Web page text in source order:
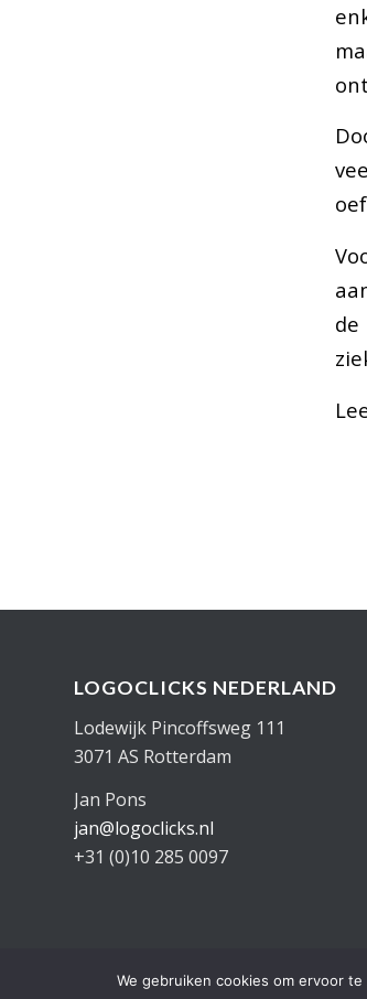
LOGOCLICKS NEDERLAND
Lodewijk Pincoffsweg 111
3071 AS Rotterdam
Jan Pons
jan@logoclicks.nl
+31 (0)10 285 0097
©2015-2026Logoclicks• Alle rechten
We gebruiken cookies om ervoor